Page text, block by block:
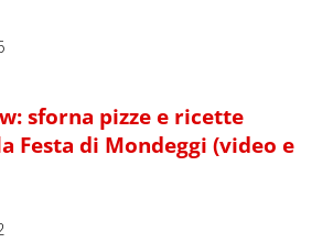
sforna pizze e ricette
Festa di Mondeggi (video e